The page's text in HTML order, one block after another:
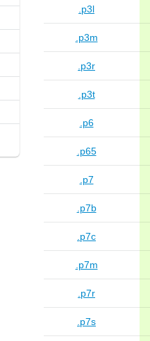
.p3l
.p3m
.p3r
.p3t
.p6
.p65
.p7
.p7b
.p7c
.p7m
.p7r
.p7s